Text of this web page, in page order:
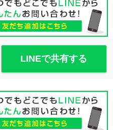
LINEで共有する